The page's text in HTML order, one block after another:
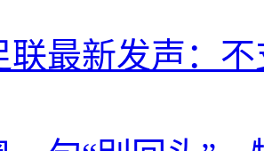
联最新发声：